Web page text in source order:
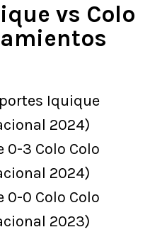
vs Colo
Iquique
2024)
0-3 Colo Colo
2024)
0-0 Colo Colo
2023)